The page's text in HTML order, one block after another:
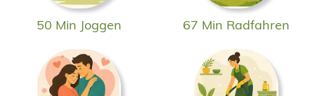
50 Min Joggen 67 Min Radfahren